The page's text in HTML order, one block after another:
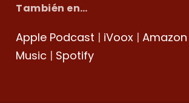
También en…
Apple Podcast | iVoox | Amazon
Music | Spotify